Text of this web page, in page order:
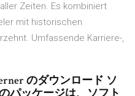
Zeiten. Es kombiniert
mit historischen
Umfassende Karriere-,
のダウンロード ソ